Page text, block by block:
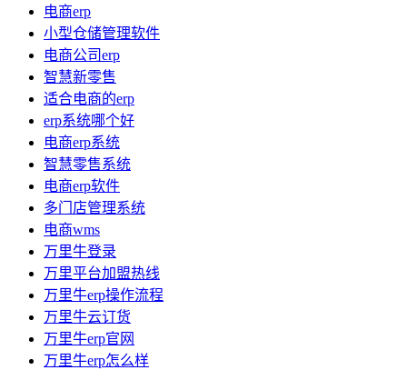
电商erp
小型仓储管理软件
电商公司erp
智慧新零售
适合电商的erp
erp系统哪个好
电商erp系统
智慧零售系统
电商erp软件
多门店管理系统
电商wms
万里牛登录
万里平台加盟热线
万里牛erp操作流程
万里牛云订货
万里牛erp官网
万里牛erp怎么样